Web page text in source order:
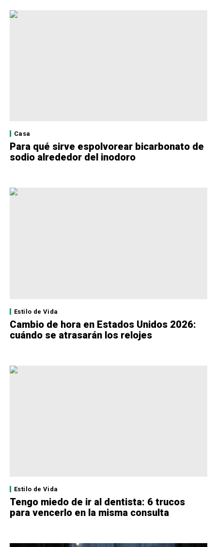
Casa
Para qué sirve espolvorear bicarbonato de
sodio alrededor del inodoro
Estilo de Vida
Cambio de hora en Estados Unidos 2026:
cuándo se atrasarán los relojes
Estilo de Vida
Tengo miedo de ir al dentista: 6 trucos
para vencerlo en la misma consulta